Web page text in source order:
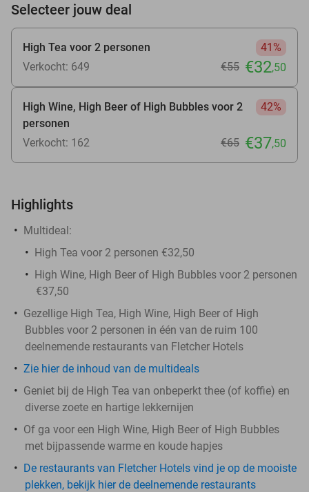
Selecteer jouw deal
High Tea voor 2 personen
41%
Verkocht: 649
€55 €32,50
High Wine, High Beer of High Bubbles voor 2
personen
42%
Verkocht: 162 €65 €37,50
Highlights
Multideal:
High Tea voor 2 personen €32,50
High Wine, High Beer of High Bubbles voor 2 personen
€37,50
Gezellige High Tea, High Wine, High Beer of High
Bubbles voor 2 personen in één van de ruim 100
deelnemende restaurants van Fletcher Hotels
Zie hier de inhoud van de multideals
Geniet bij de High Tea van onbeperkt thee (of koffie) en
diverse zoete en hartige lekkernijen
Of ga voor een High Wine, High Beer of High Bubbles
met bijpassende warme en koude hapjes
De restaurants van Fletcher Hotels vind je op de mooiste
plekken, bekijk hier de deelnemende restaurants